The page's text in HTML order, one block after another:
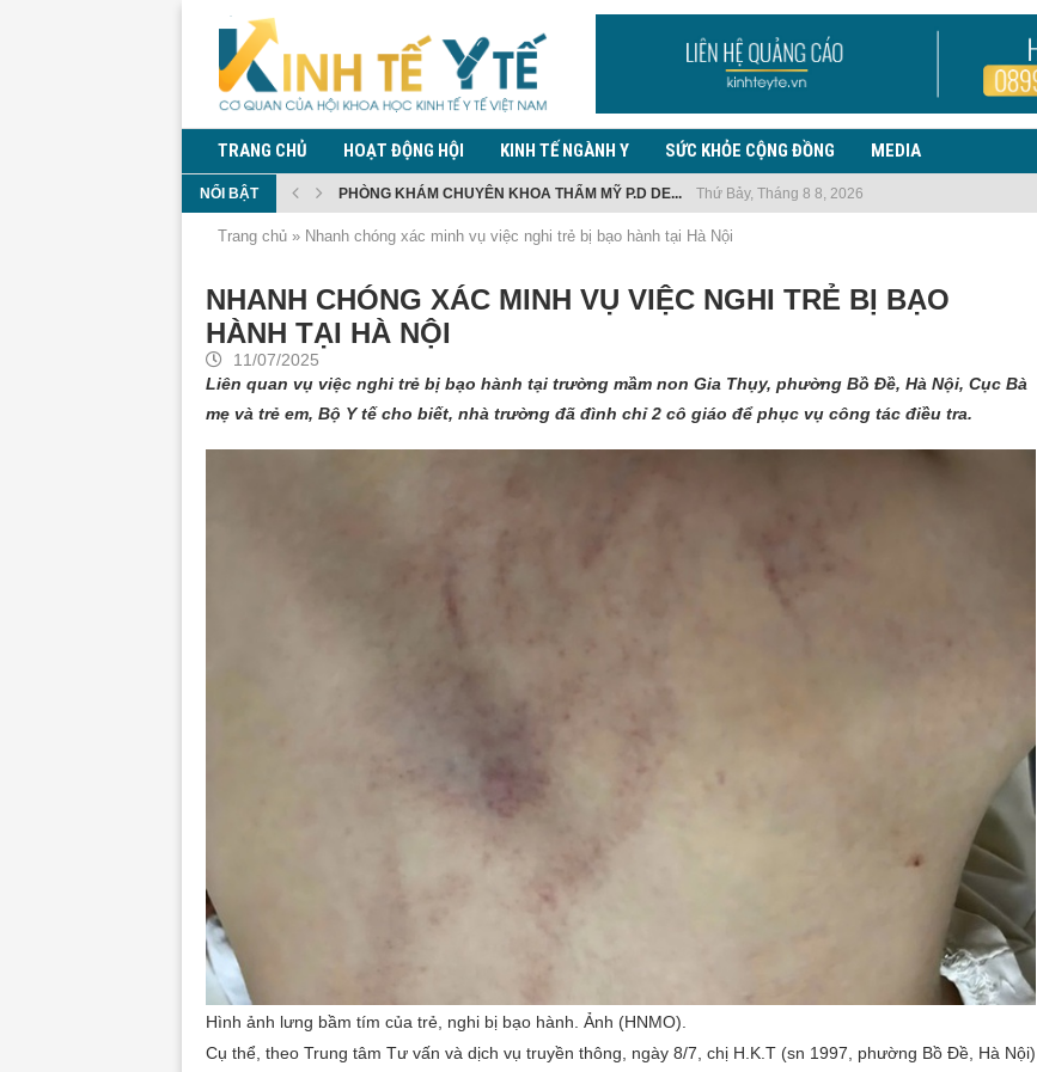
TRANG CHỦ HOẠT ĐỘNG HỘI KINH TẾ NGÀNH Y SỨC KHỎE CỘNG ĐỒNG MEDIA
NỔI BẬT PHÒNG KHÁM CHUYÊN KHOA THẨM MỸ P.D DE...
TRIỂN KHAI CHIẾN DỊCH 90 NGÀY LÀM SẠCH,...
CHI BỘ HỘI KHOA HỌC KINH TẾ Y...
TĂNG CƯỜNG PHÒNG CHỐNG EBOLA, LƯU Ý TRƯỜNG...
ĐỀ XUẤT QUY ĐỊNH QUẢN LÝ NHIỆM VỤ...
ĐỀ XUẤT CẤM MUA, SỬ DỤNG THUỐC LÁ...
BỘ Y TẾ THÔNG TIN DIỄN BIẾN PHỨC...
QUY ĐỊNH GIÁM SÁT TRONG PHÒNG, CHỐNG BỆNH...
KIỂM DỊCH Y TẾ ĐỐI VỚI NGƯỜI NHẬP...
Thứ Bảy, Tháng 8 8, 2026
Trang chủ » Nhanh chóng xác minh vụ việc nghi trẻ bị bạo hành tại Hà Nội
NHANH CHÓNG XÁC MINH VỤ VIỆC NGHI TRẺ BỊ BẠO
HÀNH TẠI HÀ NỘI
11/07/2025
Liên quan vụ việc nghi trẻ bị bạo hành tại trường mầm non Gia Thụy, phường Bồ Đề, Hà Nội, Cục Bà
mẹ và trẻ em, Bộ Y tế cho biết, nhà trường đã đình chỉ 2 cô giáo để phục vụ công tác điều tra.
Hình ảnh lưng bầm tím của trẻ, nghi bị bạo hành. Ảnh (HNMO).
Cụ thể, theo Trung tâm Tư vấn và dịch vụ truyền thông, ngày 8/7, chị H.K.T (sn 1997, phường Bồ Đề, Hà Nội)